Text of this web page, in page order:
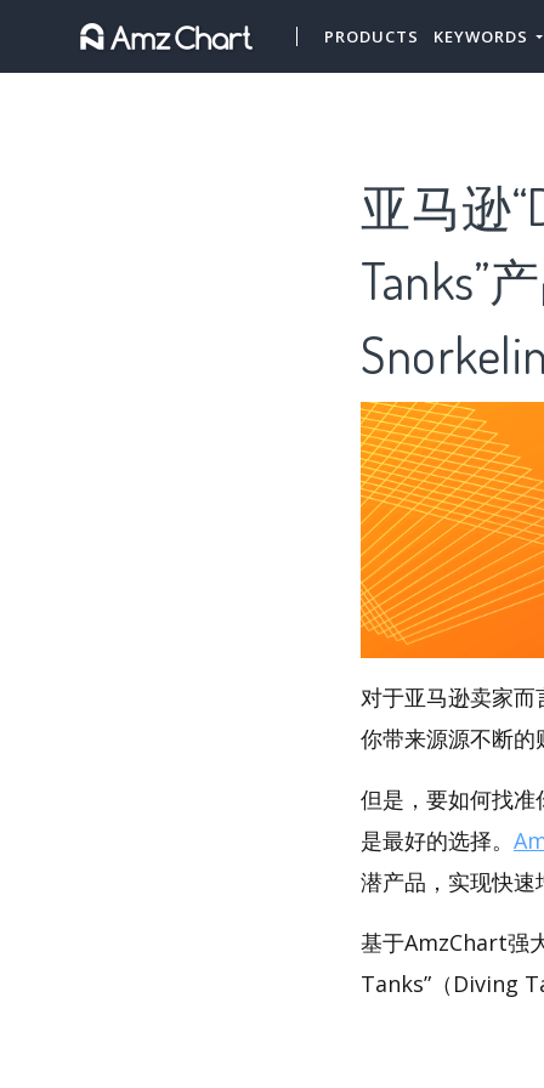
PRODUCTS KEYWORDS
亚马逊
Tanks”
对于亚马逊卖家
你带来源源不断的
但是，要如何找
是最好的选择。
潜产品，实现快速
基于AmzChart强
Tanks”（Diving